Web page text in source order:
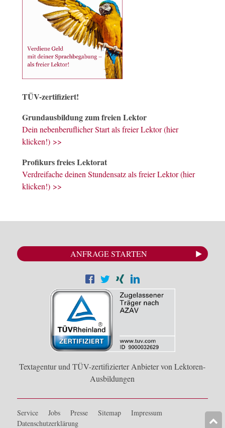
TÜV-zertifiziert!
Grundausbildung zum freien Lektor
Dein nebenberuflicher Start als freier Lektor (hier
klicken!) >>
Profikurs freies Lektorat
Verdreifache deinen Stundensatz als freier Lektor (hier
klicken!) >>
ANFRAGE STARTEN
Textagentur und TÜV-zertifizierter Anbieter von Lektoren-
Ausbildungen
Service Jobs Presse Sitemap
Impressum
Datenschutzerklärung